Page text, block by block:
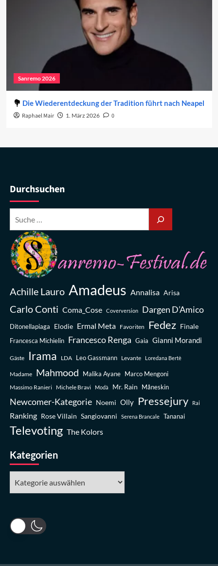
Sanremo 2026
Die Wiederentdeckung der Tradition führt nach Neapel
Raphael Mair 1. März 2026 0
Durchsuchen
Achille Lauro Amadeus Annalisa Arisa
Carlo Conti Coma_Cose Coverversion Dargen D’Amico
Ditonellapiaga Elodie Ermal Meta Favoriten Fedez Finale
Francesca Michielin Francesco Renga Gaia Gianni Morandi
Gäste Irama LDA Leo Gassmann Levante Loredana Bertè
Madame Mahmood Malika Ayane Marco Mengoni
Massimo Ranieri Michele Bravi Modà Mr. Rain Måneskin
Newcomer-Kategorie Noemi Olly Pressejury Rai
Ranking Rose Villain Sangiovanni Serena Brancale Tananai
Televoting The Kolors
Kategorien